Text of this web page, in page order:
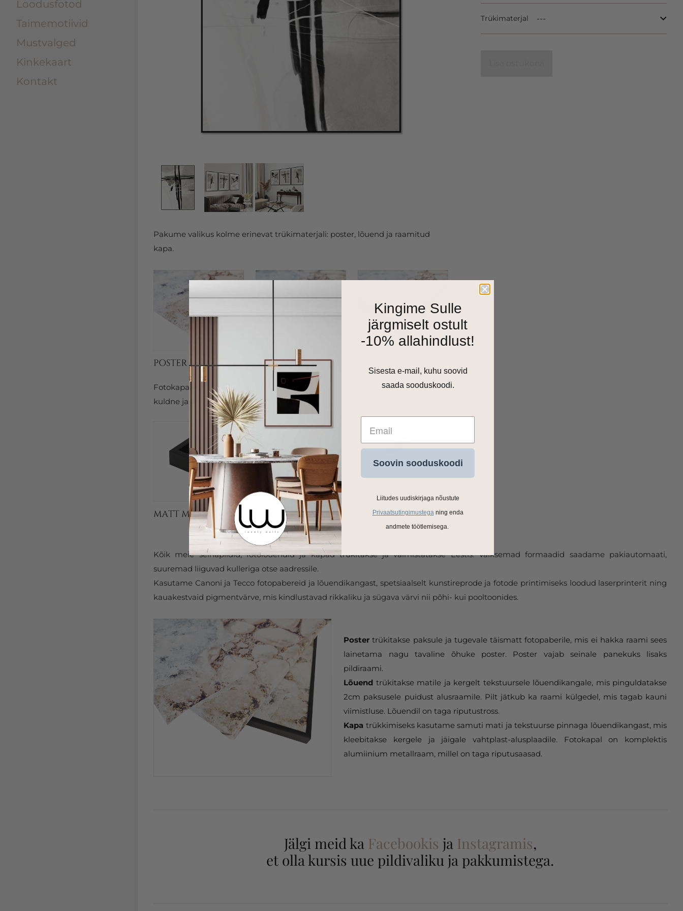
Loodusfotod
Taimemotiivid
Mustvalged
Kinkekaart
Kontakt
Pakume valikus kolme erinevat trükimaterjali: poster, lõuend ja raamitud
kapa.
Fotokapal on kitsas 1cm harjatud alumiiniumraam. Valikus on matt must,
kuldne ja hõbedane toon.
Trükimaterjal
Kõik meie seinapildid, fotolõuendid ja kapad trükitakse ja valmistatakse Eestis. Väiksemad formaadid saadame pakiautomaati,
suuremad liiguvad kulleriga otse aadressile.
Kasutame Canoni ja Tecco fotopabereid ja lõuendikangast, spetsiaalselt kunstireprode ja fotode printimiseks loodud laserprinterit ning
kauakestvaid pigmentvärve, mis kindlustavad rikkaliku ja sügava värvi nii põhi- kui pooltoonides.
Poster trükitakse paksule ja tugevale täismatt fotopaberile, mis ei hakka raami sees
lainetama nagu tavaline õhuke poster. Poster vajab seinale panekuks lisaks
pildiraami.
Lõuend trükitakse matile ja kergelt tekstuursele lõuendikangale, mis pinguldatakse
2cm paksusele puidust alusraamile. Pilt jätkub ka raami külgedel, mis tagab kauni
viimistluse. Lõuendil on taga riputustross.
Kapa trükkimiseks kasutame samuti mati ja tekstuurse pinnaga lõuendikangast, mis
kleebitakse kergele ja jäigale vahtplast-alusplaadile. Fotokapal on komplektis
alumiinium metallraam, millel on taga riputusaasad.
Jälgi meid ka Facebookis ja Instagramis,
et olla kursis uue pildivaliku ja pakkumistega.
Kingime Sulle
järgmiselt ostult
-10% allahindlust!
Sisesta e-mail, kuhu soovid
saada sooduskoodi.
Soovin sooduskoodi
Liitudes uudiskirjaga nõustute
Privaatsutingimustega ning enda
andmete töötlemisega.